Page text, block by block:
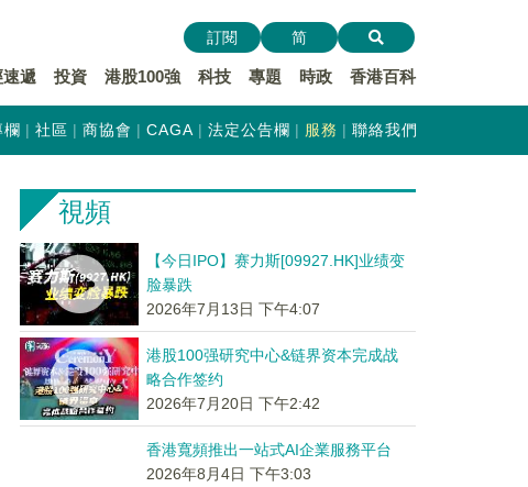
遞 投資 港股100強 科技 專題 時政 香港百科
訂閱 简
社區 商協會 CAGA 法定公告欄 服務 聯絡我們
視頻
【今日IPO】赛力斯[09927.HK]业绩变
脸暴跌
2026年7月13日 下午4:07
港股100强研究中心&链界资本完成战
略合作签约
2026年7月20日 下午2:42
香港寬頻推出一站式AI企業服務平台
2026年8月4日 下午3:03